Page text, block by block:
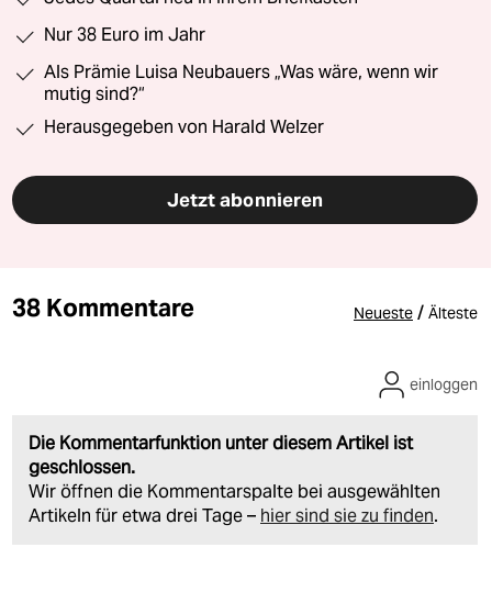
Nur 38 Euro im Jahr
Als Prämie Luisa Neubauers „Was wäre, wenn wir
mutig sind?“
Herausgegeben von Harald Welzer
Jetzt abonnieren
38 Kommentare Neueste / Älteste
Die Kommentarfunktion unter diesem Artikel ist
geschlossen.
Wir öffnen die Kommentarspalte bei ausgewählten
Artikeln für etwa drei Tage – hier sind sie zu finden.
einloggen